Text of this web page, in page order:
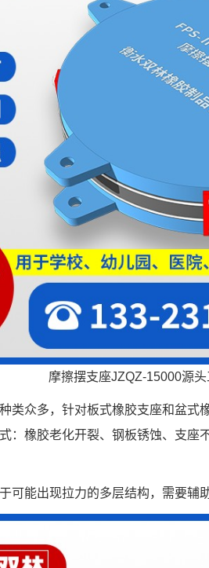
摩擦摆支座JZQZ-15000源
类众多，针对板式橡胶支座和盆式
：橡胶老化开裂、钢板锈蚀、支座
可能出现拉力的多层结构，需要辅